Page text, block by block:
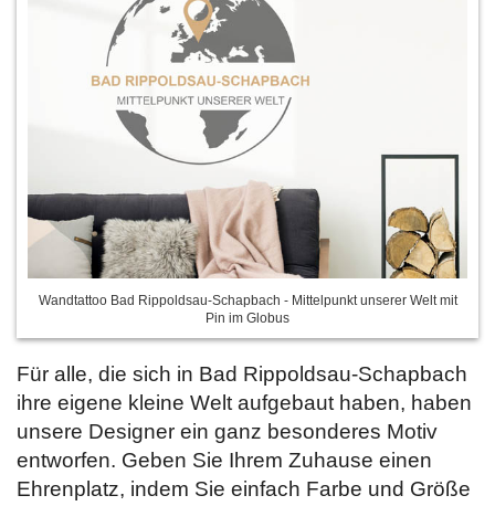
Wandtattoo Bad Rippoldsau-Schapbach - Mittelpunkt unserer Welt mit
Pin im Globus
Für alle, die sich in Bad Rippoldsau-Schapbach
ihre eigene kleine Welt aufgebaut haben, haben
unsere Designer ein ganz besonderes Motiv
entworfen. Geben Sie Ihrem Zuhause einen
Ehrenplatz, indem Sie einfach Farbe und Größe